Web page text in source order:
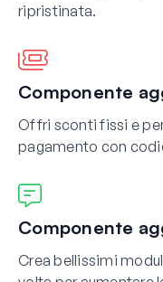
ripristinata.
Componente
Offri sconti fissi e
pagamento con
Componente
Crea bellissimi